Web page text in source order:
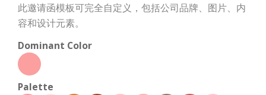
此邀请函模板可完全自定义，包括公司品牌、图片、内
容和设计元素。
Dominant Color
Palette